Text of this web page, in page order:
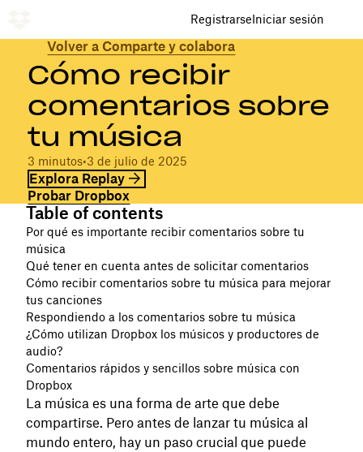
RegistrarseIniciar sesión
Volver a Comparte y colabora
Cómo recibir
comentarios sobre
tu música
3 minutos•3 de julio de 2025
Explora Replay
Probar Dropbox
Table of contents
Por qué es importante recibir comentarios sobre tu
música
Qué tener en cuenta antes de solicitar comentarios
Cómo recibir comentarios sobre tu música para mejorar
tus canciones
Respondiendo a los comentarios sobre tu música
¿Cómo utilizan Dropbox los músicos y productores de
audio?
Comentarios rápidos y sencillos sobre música con
Dropbox
La música es una forma de arte que debe
compartirse. Pero antes de lanzar tu música al
mundo entero, hay un paso crucial que puede